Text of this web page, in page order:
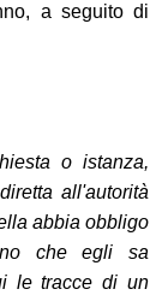
a seguito di
o istanza,
all'autorità
abbia obbligo
che egli sa
le tracce di un